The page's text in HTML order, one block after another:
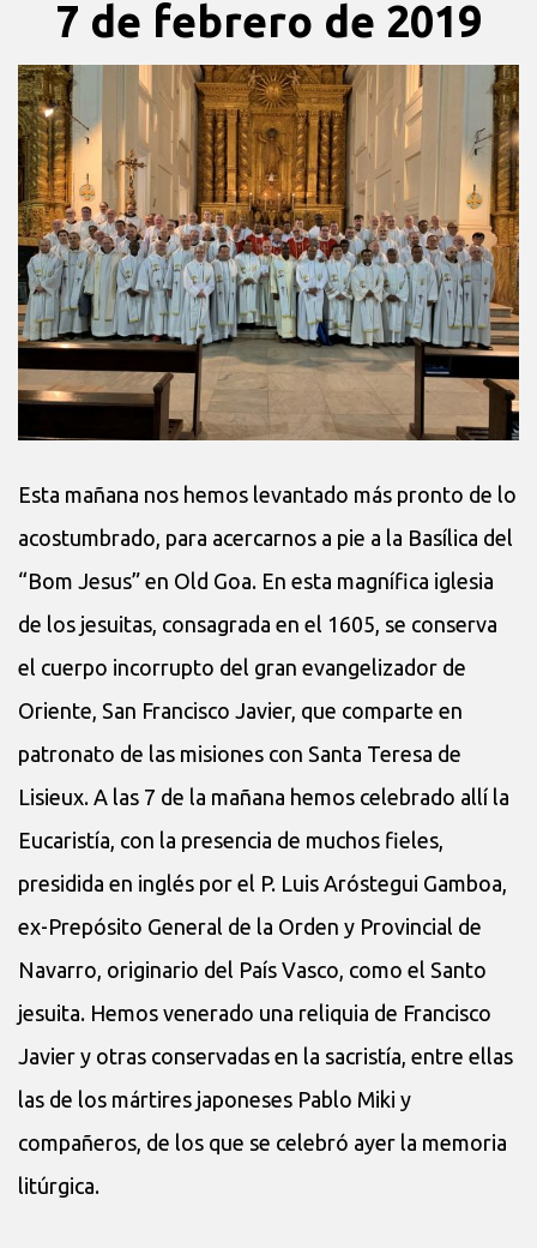
7 de febrero de 2019
Esta mañana nos hemos levantado más pronto de lo
acostumbrado, para acercarnos a pie a la Basílica del
“Bom Jesus” en Old Goa. En esta magnífica iglesia
de los jesuitas, consagrada en el 1605, se conserva
el cuerpo incorrupto del gran evangelizador de
Oriente, San Francisco Javier, que comparte en
patronato de las misiones con Santa Teresa de
Lisieux. A las 7 de la mañana hemos celebrado allí la
Eucaristía, con la presencia de muchos fieles,
presidida en inglés por el P. Luis Aróstegui Gamboa,
ex-Prepósito General de la Orden y Provincial de
Navarro, originario del País Vasco, como el Santo
jesuita. Hemos venerado una reliquia de Francisco
Javier y otras conservadas en la sacristía, entre ellas
las de los mártires japoneses Pablo Miki y
compañeros, de los que se celebró ayer la memoria
litúrgica.